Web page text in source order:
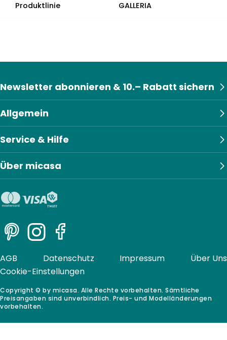
Produktlinie GALLERIA
Allgemein
Service & Hilfe
Über micasa
Newsletter abonnieren & 10.– Rabatt sichern
PinterestInstagramFacebook
Copyright © by micasa. Alle Rechte vorbehalten. Sämtliche
Preisangaben sind unverbindlich. Preis- und Modelländerungen
vorbehalten.
AGB Datenschutz Impressum
Über Uns
Cookie-Einstellungen